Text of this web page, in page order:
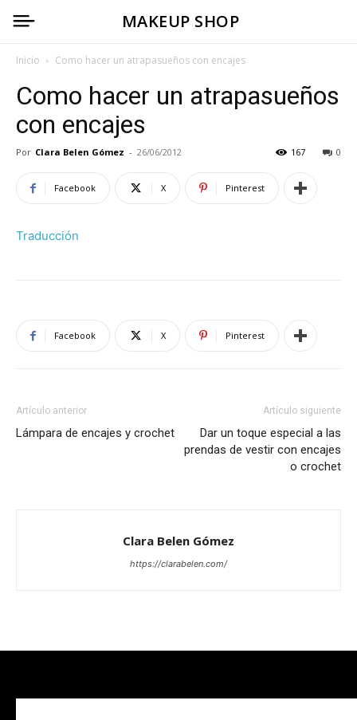
MAKEUP SHOP
Inicio Como hacer un atrapasueños con encajes
Como hacer un atrapasueños
con encajes
Por Clara Belen Gómez - 26/06/2012 0
167
Facebook X Pinterest
Traducción
Facebook X Pinterest
Artículo anterior
Lámpara de encajes y crochet
Artículo siguiente
Dar un toque especial a las
prendas de vestir con encajes
o crochet
Clara Belen Gómez
https://clarabelen.com/